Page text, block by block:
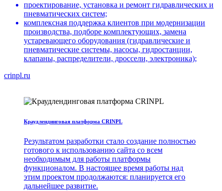
проектирование, установка и ремонт гидравлических и
пневматических систем;
комплексная поддержка клиентов при модернизации
производства, подборе комплектующих, замена
устаревающего оборудования (гидравлические и
пневматические системы, насосы, гидростанции,
клапаны, распределители, дроссели, электроника);
crinpl.ru
Краудлендинговая платформа CRINPL
Результатом разработки стало создание полностью
готового к использованию сайта со всем
необходимым для работы платформы
функционалом. В настоящее время работы над
этим проектом продолжаются: планируется его
дальнейшее развитие.